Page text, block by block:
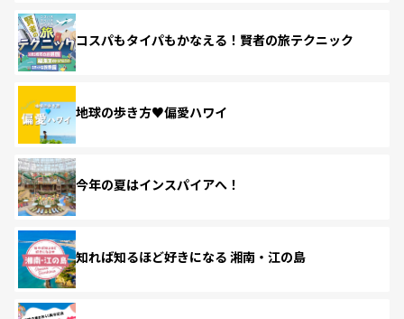
コスパもタイパもかなえる！賢者の旅テクニック
地球の歩き方♥偏愛ハワイ
今年の夏はインスパイアへ！
知れば知るほど好きになる 湘南・江の島